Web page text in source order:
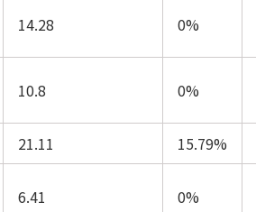
14.28 0%
10.8 0%
21.11 15.79%
6.41 0%